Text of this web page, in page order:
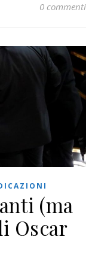
0 commenti
(ma
Oscar